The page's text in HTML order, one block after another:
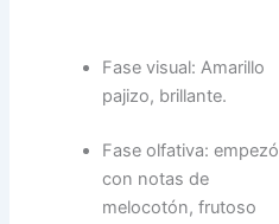
Fase visual: Amarillo
pajizo, brillante.
Fase olfativa: empezó
con notas de
melocotón, frutoso